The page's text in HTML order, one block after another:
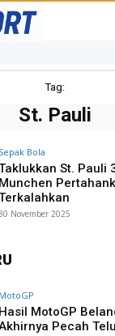
Tag:
St. Pauli
Sepak Bola
St. Pauli
Munchen
30 November 2025
MotoGP
Hasil MotoGP
Pecah